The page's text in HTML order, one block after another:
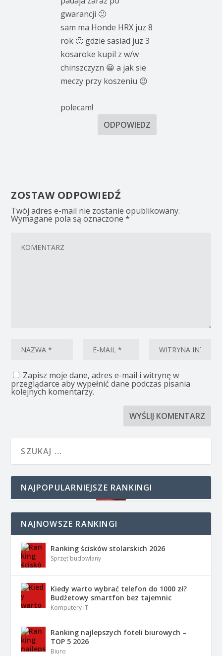
gwarancji 🙂
sam ma Honde HRX juz 8
rok 🙂 gdzie sasiad juz 3
kosaroke kupil z w/w
chinszczyzn 😀 a jak sie
meczy przy koszeniu 😉
polecam!
ODPOWIEDZ
ZOSTAW ODPOWIEDŹ
Twój adres e-mail nie zostanie opublikowany.
Wymagane pola są oznaczone*
Zapisz moje dane, adres e-mail i witrynę w
przeglądarce aby wypełnić dane podczas pisania
kolejnych komentarzy.
NAJPOPULARNIEJSZE RANKINGI
NAJNOWSZE RANKINGI
Ranking ścisków stolarskich 2026
Sprzęt budowlany
Kiedy warto wybrać telefon do 1000 zł?
Budżetowy smartfon bez tajemnic
Komputery IT
Ranking najlepszych foteli biurowych –
TOP 5 2026
Biuro